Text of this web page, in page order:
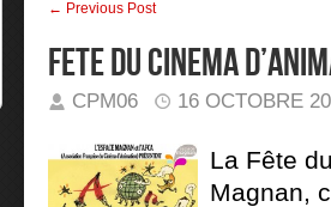
← Previous Post
FETE DU CINEMA
CPM06 16 OCTOBRE
La Fête
Magnan,